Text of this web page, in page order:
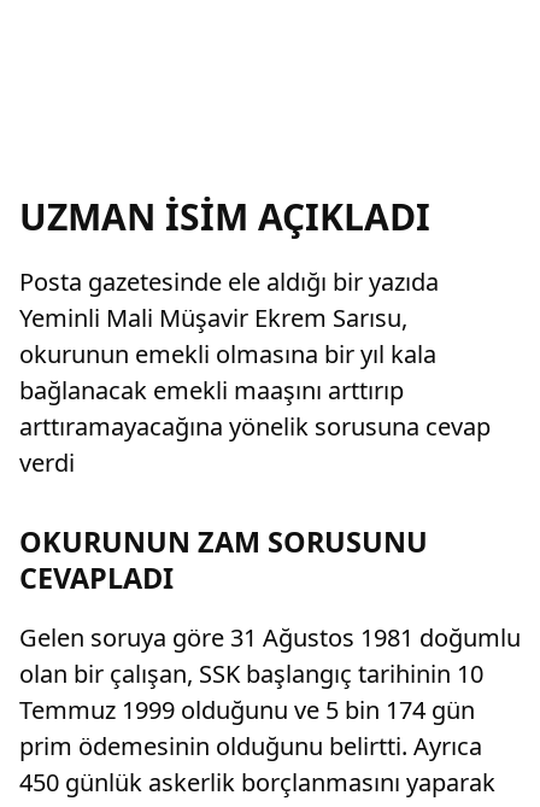
UZMAN İSİM AÇIKLADI
Posta gazetesinde ele aldığı bir yazıda
Yeminli Mali Müşavir Ekrem Sarısu,
okurunun emekli olmasına bir yıl kala
bağlanacak emekli maaşını arttırıp
arttıramayacağına yönelik sorusuna cevap
verdi
OKURUNUN ZAM SORUSUNU
CEVAPLADI
Gelen soruya göre 31 Ağustos 1981 doğumlu
olan bir çalışan, SSK başlangıç tarihinin 10
Temmuz 1999 olduğunu ve 5 bin 174 gün
prim ödemesinin olduğunu belirtti. Ayrıca
450 günlük askerlik borçlanmasını yaparak